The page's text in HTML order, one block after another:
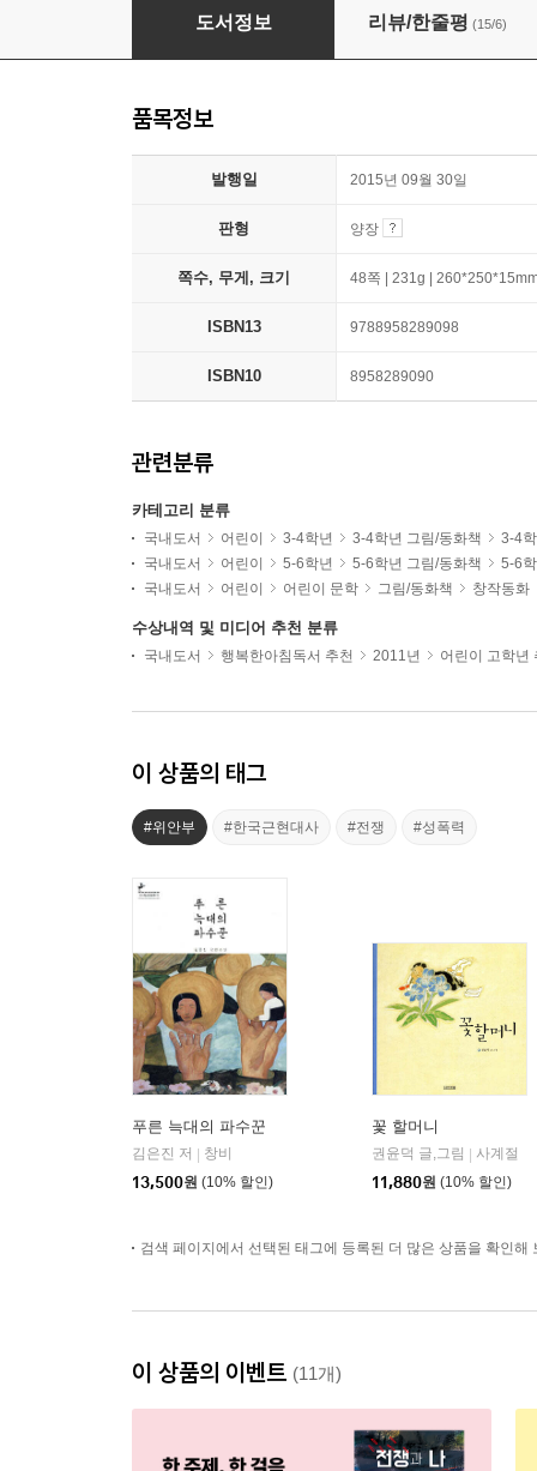
꽃 할머니
도서정보 리뷰/한줄평 (15/6)
품목정보
발행일 2015년 09월 30일
판형 양장
쪽수, 무게, 크기 48쪽 | 231g |
ISBN13 9788958289098
ISBN10 8958289090
관련분류
카테고리 분류
국내도서 어린이 3-4학년 3-4학년 그림/동화책
3-4
국내도서
어린이 5-6학년 5-6학년 그림/동화책
5-6
국내도서
어린이 어린이 문학 그림/동화책 창작동화
수상내역 및 미디어 추천 분류
국내도서 행복한아침독서 추천 2011년 어린이 고학년
이 상품의 태그
#위안부 #한국근현대사 #전쟁 #성폭력
푸른 늑대의 파수꾼
김은진 저
창비
13,500원 (10% 할인)
꽃 할머니
권윤덕 글,그림
사계절
11,880원 (10% 할인)
검색 페이지에서 선택된 태그에 등록된 더 많은 상품을 확인해
이 상품의 이벤트 (11개)